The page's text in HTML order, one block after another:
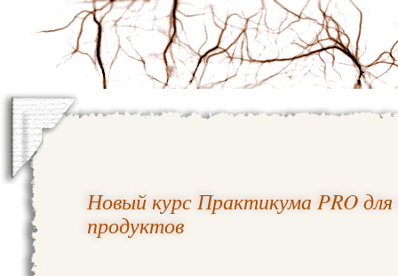
Новый курс Практикума PRO
продуктов